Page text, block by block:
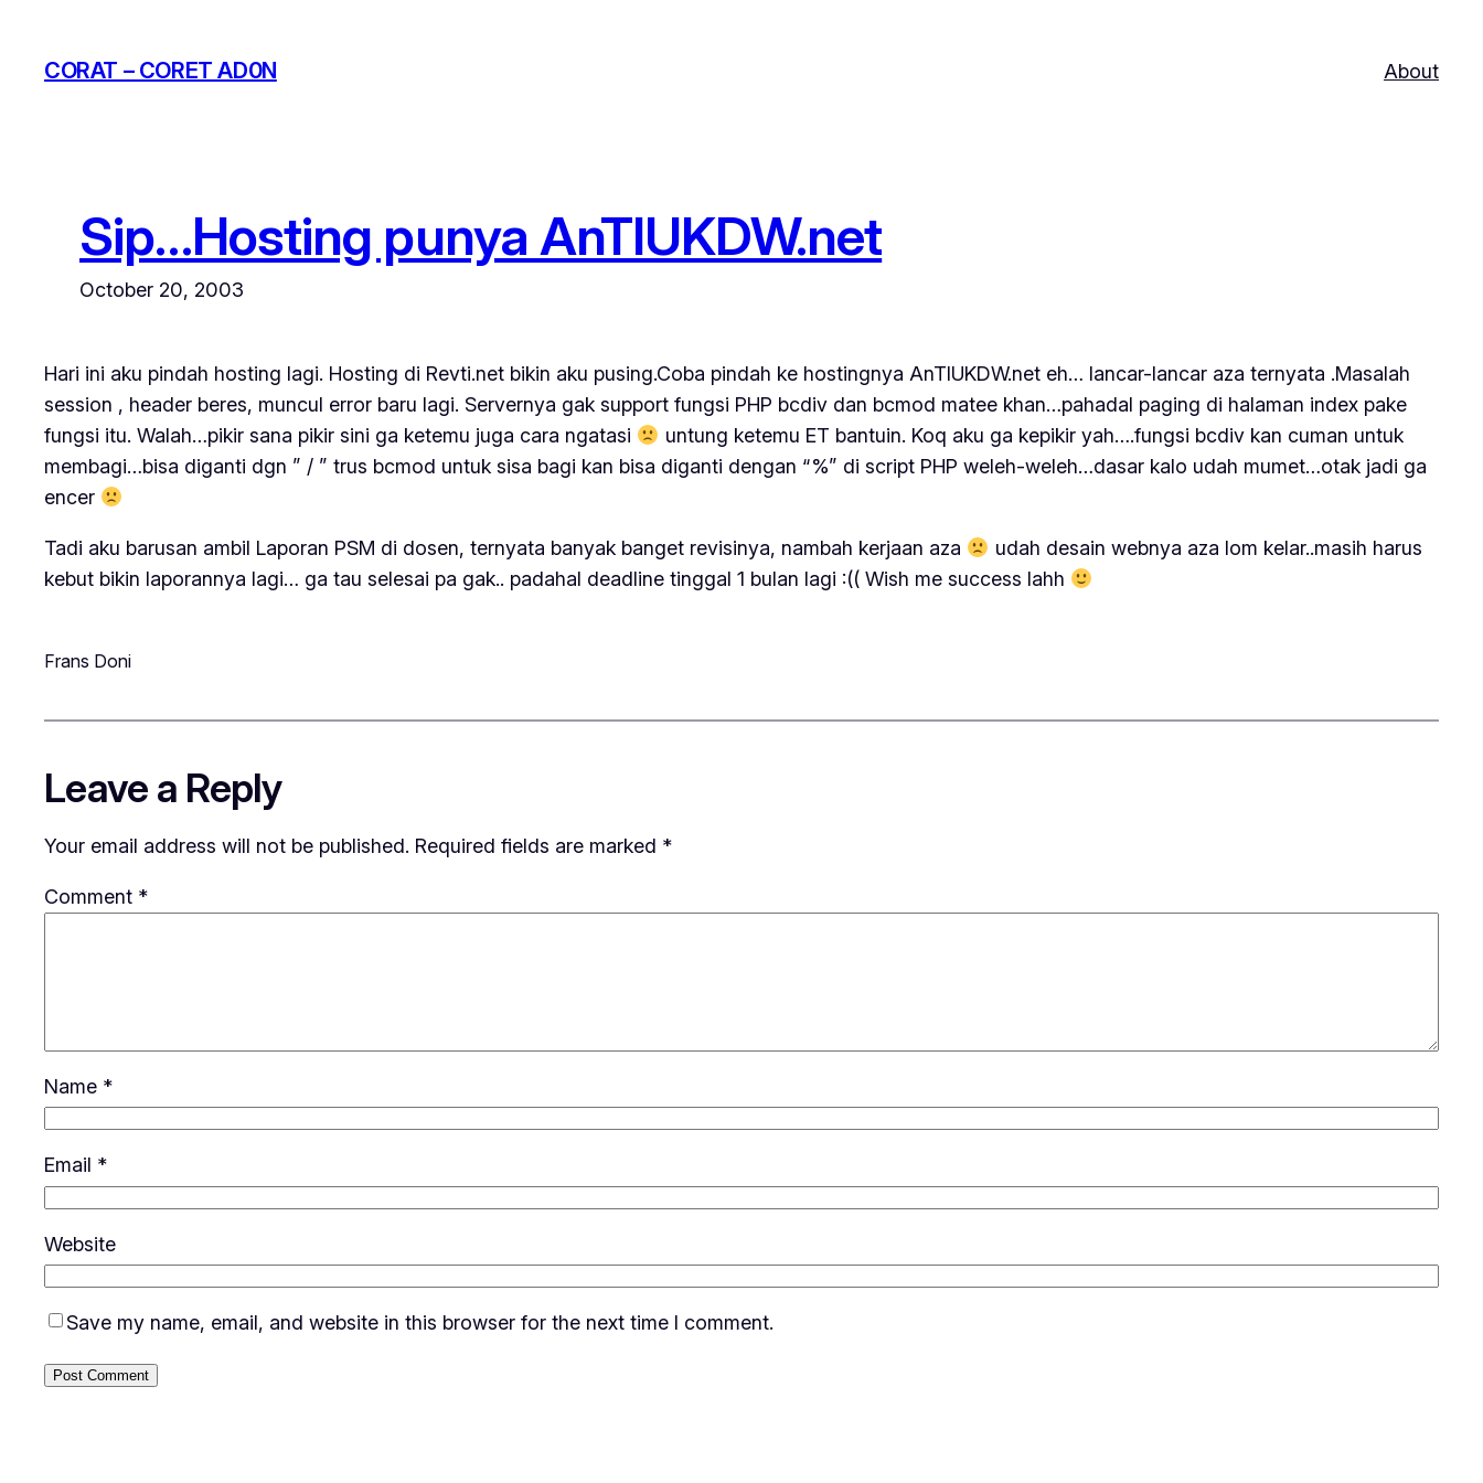
content
CORAT – CORET AD0N About
Sip…Hosting punya AnTIUKDW.net
October 20, 2003
Hari ini aku pindah hosting lagi. Hosting di Revti.net bikin aku pusing.Coba pindah ke hostingnya AnTIUKDW.net eh… lancar-lancar aza ternyata .Masalah
session , header beres, muncul error baru lagi. Servernya gak support fungsi PHP bcdiv dan bcmod matee khan…pahadal paging di halaman index pake
fungsi itu. Walah…pikir sana pikir sini ga ketemu juga cara ngatasi
untung ketemu ET bantuin. Koq aku ga kepikir yah….fungsi bcdiv kan cuman untuk
membagi…bisa diganti dgn ” / ” trus bcmod untuk sisa bagi kan bisa diganti dengan “%” di script PHP weleh-weleh…dasar kalo udah mumet…otak jadi ga
encer
Tadi aku barusan ambil Laporan PSM di dosen, ternyata banyak banget revisinya, nambah kerjaan aza
udah desain webnya aza lom kelar..masih harus
kebut bikin laporannya lagi… ga tau selesai pa gak.. padahal deadline tinggal 1 bulan lagi :(( Wish me success lahh
Frans Doni
Leave a Reply
Your email address will not be published. Required fields are marked *
Comment *
Name *
Email *
Website
Save my name, email, and website in this browser for the next time I comment.